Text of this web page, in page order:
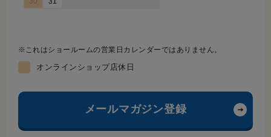
これはショールームの営業日カレンダーではありません。
オンラインショップ店休日
メールマガジン登録